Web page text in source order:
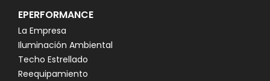
EPERFORMANCE
La Empresa
Iluminación Ambiental
Techo Estrellado
Reequipamiento